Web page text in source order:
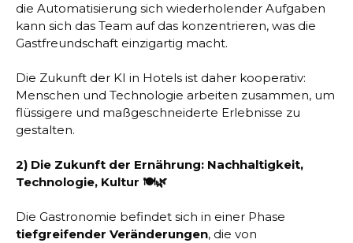
die Automatisierung sich wiederholender Aufgaben
kann sich das Team auf das konzentrieren, was die
Gastfreundschaft einzigartig macht.
Die Zukunft der KI in Hotels ist daher kooperativ:
Menschen und Technologie arbeiten zusammen, um
flüssigere und maßgeschneiderte Erlebnisse zu
gestalten.
2) Die Zukunft der Ernährung: Nachhaltigkeit,
Technologie, Kultur 🍽️🌿
Die Gastronomie befindet sich in einer Phase
tiefgreifender Veränderungen, die von